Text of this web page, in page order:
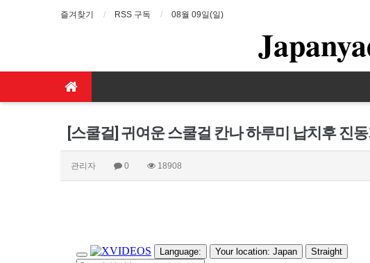
즐겨찾기 RSS 구독 08월 09일(일)
[스쿨걸] 귀여운 스쿨걸 칸나 하루미 납치후 진
관리자 0 18908